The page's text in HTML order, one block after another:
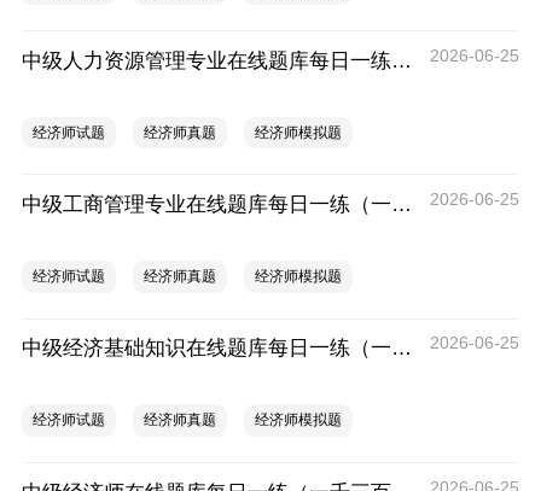
中级人力资源管理专业在线题库每日一练（一千三百三十一） 2026-06-25
经济师试题 经济师真题 经济师模拟题
中级工商管理专业在线题库每日一练（一千三百三十一） 2026-06-25
经济师试题 经济师真题 经济师模拟题
中级经济基础知识在线题库每日一练（一千三百三十二） 2026-06-25
经济师试题 经济师真题 经济师模拟题
2026-06-25